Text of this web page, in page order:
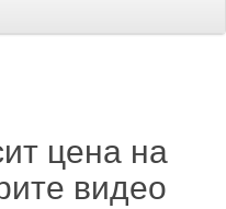
цена на
видео